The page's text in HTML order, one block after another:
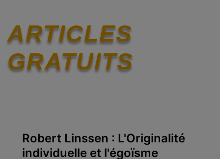
ARTICLES
GRATUITS
Robert Linssen : L'Originalité
individuelle et l'égoïsme